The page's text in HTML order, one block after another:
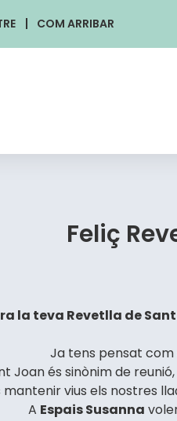
COM ARRIBAR
Feliç
la teva Revetlla de
Ja tens pensat com
Joan és sinònim de
vius els nostres
A Espais Susanna